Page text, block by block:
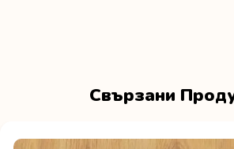
Свързани